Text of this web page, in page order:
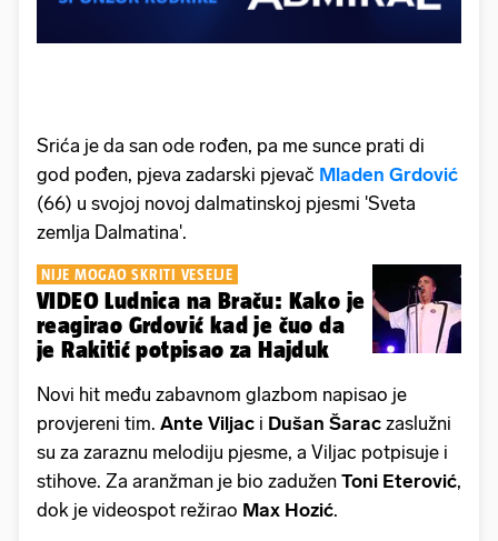
Srića je da san ode rođen, pa me sunce prati di
god pođen, pjeva zadarski pjevač Mladen Grdović
(66) u svojoj novoj dalmatinskoj pjesmi 'Sveta
zemlja Dalmatina'.
NIJE MOGAO SKRITI VESELJE
VIDEO Ludnica na Braču: Kako je
reagirao Grdović kad je čuo da
je Rakitić potpisao za Hajduk
Novi hit među zabavnom glazbom napisao je
provjereni tim. Ante Viljac i Dušan Šarac zaslužni
su za zaraznu melodiju pjesme, a Viljac potpisuje i
stihove. Za aranžman je bio zadužen Toni Eterović,
dok je videospot režirao Max Hozić.